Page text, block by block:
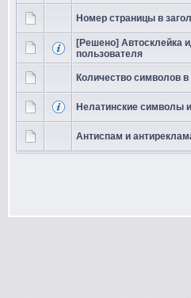
Номер страницы в
[Решено] Автосклейка
пользователя
Количество символов в
Нелатинские символы и
Антиспам и